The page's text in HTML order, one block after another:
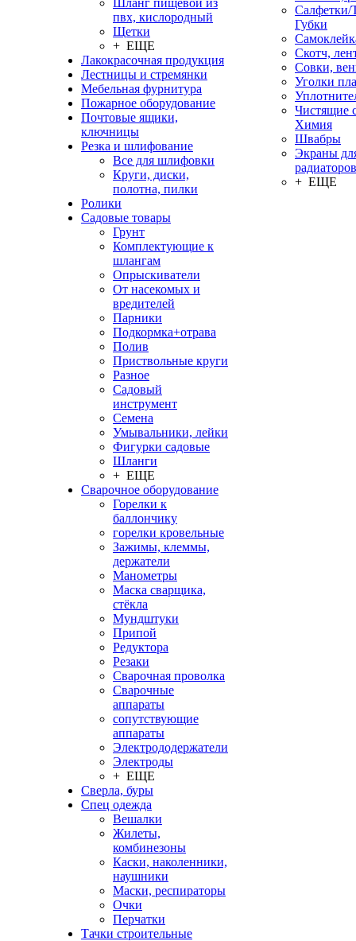
Шланг пищевой из
пвх, кислородный
Щетки
+ ЕЩЕ
Лакокрасочная продукция
Лестницы и стремянки
Мебельная фурнитура
Пожарное оборудование
Почтовые ящики,
ключницы
Резка и шлифование
Все для шлифовки
Круги, диски,
полотна, пилки
Ролики
Садовые товары
Грунт
Комплектующие к
шлангам
Опрыскиватели
От насекомых и
вредителей
Парники
Подкормка+отрава
Полив
Приствольные круги
Разное
Садовый
инструмент
Семена
Умывальники, лейки
Фигурки садовые
Шланги
+ ЕЩЕ
Сварочное оборудование
Горелки к
баллончику
горелки кровельные
Зажимы, клеммы,
держатели
Манометры
Маска сварщика,
стёкла
Мундштуки
Припой
Редуктора
Резаки
Сварочная проволка
Сварочные
аппараты
сопутствующие
аппараты
Электрододержатели
Электроды
+ ЕЩЕ
Сверла, буры
Спец одежда
Вешалки
Жилеты,
комбинезоны
Каски, наколенники,
наушники
Маски, респираторы
Очки
Перчатки
Тачки строительные
Салфетки/
Губки
Скотч,
Совки,
Уголки
Чистящие
Химия
Швабры
Экраны
радиаторов
+ ЕЩЕ